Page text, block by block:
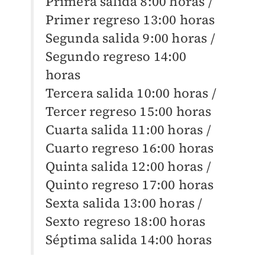
Primer regreso 13:00 horas
Segunda salida 9:00 horas /
Segundo regreso 14:00
horas
Tercera salida 10:00 horas /
Tercer regreso 15:00 horas
Cuarta salida 11:00 horas /
Cuarto regreso 16:00 horas
Quinta salida 12:00 horas /
Quinto regreso 17:00 horas
Sexta salida 13:00 horas /
Sexto regreso 18:00 horas
Séptima salida 14:00 horas